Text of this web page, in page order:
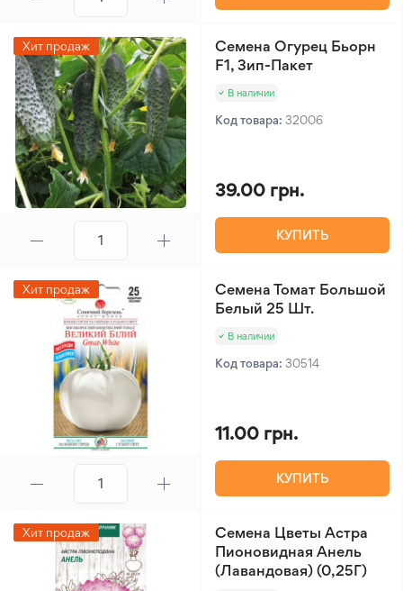
Хит продаж
Семена Огурец Бьорн
F1, Зип-Пакет
В наличии
Код товара: 32006
39.00 грн.
КУПИТЬ
Хит продаж
Семена Томат Большой
Белый 25 Шт.
В наличии
Код товара: 30514
11.00 грн.
КУПИТЬ
Хит продаж
Семена Цветы Астра
Пионовидная Анель
(Лавандовая) (0,25Г)